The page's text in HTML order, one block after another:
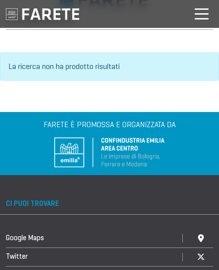
VILLAGGIO DELL'IA
La ricerca non ha prodotto risultati
FARETE È PROMOSSA E ORGANIZZATA DA
CI PUOI TROVARE
Google Maps
Twitter